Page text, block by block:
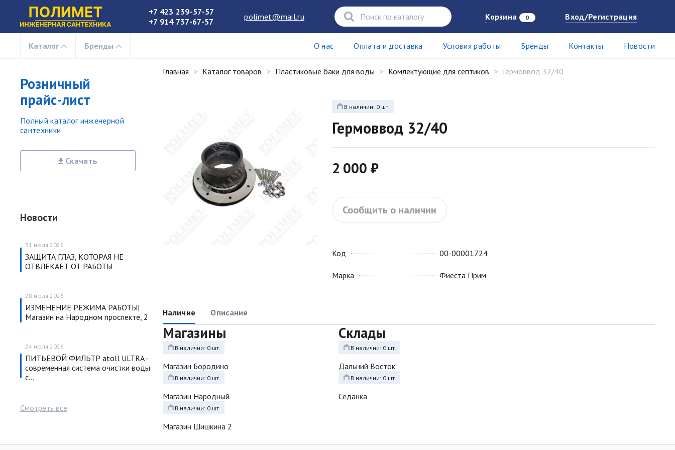
+7 423 239-57-57
+7 914 737-67-57
polimet@mail.ru Корзина 0 Вход/Регистрация
Каталог Бренды О нас Оплата и доставка Условия работы Бренды Контакты Новости
Розничный
прайс-лист
Полный каталог инженерной
сантехники
Скачать
Новости
31 июля 2026
ЗАЩИТА ГЛАЗ, КОТОРАЯ НЕ
ОТВЛЕКАЕТ ОТ РАБОТЫ
28 июля 2026
ИЗМЕНЕНИЕ РЕЖИМА РАБОТЫ|
Магазин на Народном проспекте, 2
24 июля 2026
ПИТЬЕВОЙ ФИЛЬТР atoll ULTRA -
современная система очистки воды
с…
Смотреть все
Главная Каталог товаров Пластиковые баки для воды Комлектующие для септиков Гермоввод 32/40
В наличии: 0 шт.
Гермоввод 32/40
2 000 ₽
Сообщить о наличии
Код
Марка
00-00001724
Фиеста Прим
Наличие Описание
Магазины
В наличии: 0 шт.
Магазин Бородино
В наличии: 0 шт.
Магазин Народный
В наличии: 0 шт.
Магазин Шишкина 2
Склады
В наличии: 0 шт.
Дальний Восток
В наличии: 0 шт.
Седанка